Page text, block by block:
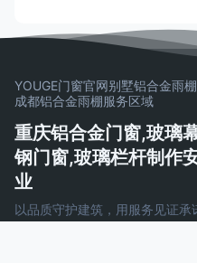
金配件的重
如果旧的
YOUGE门窗官网别墅铝合金雨棚
成都铝合金雨棚服务区域
重庆铝合金门窗,玻璃
钢门窗,玻璃栏杆制作
业
以品质守护建筑，用服务见证